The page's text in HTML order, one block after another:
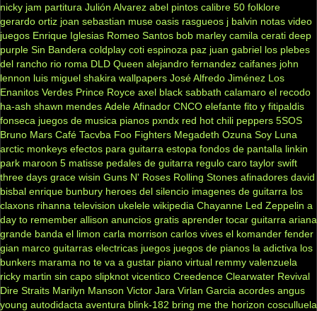
nicky jam partitura Julión Alvarez abel pintos calibre 50 folklore
gerardo ortiz joan sebastian muse oasis rasgueos j balvin notas video
juegos Enrique Iglesias Romeo Santos bob marley camila cerati deep
purple Sin Bandera coldplay coti espinoza paz juan gabriel los plebes
del rancho rio roma DLD Queen alejandro fernandez caifanes john
lennon luis miguel shakira wallpapers José Alfredo Jiménez Los
Enanitos Verdes Prince Royce axel black sabbath calamaro el recodo
ha-ash shawn mendes Adele Afinador CNCO elefante fito y fitipaldis
fonseca juegos de musica pianos pxndx red hot chili peppers 5SOS
Bruno Mars Café Tacvba Foo Fighters Megadeth Ozuna Soy Luna
arctic monkeys efectos para guitarra estopa fondos de pantalla linkin
park maroon 5 matisse pedales de guitarra regulo caro taylor swift
three days grace wisin Guns N' Roses Rolling Stones afinadores david
bisbal enrique bunbury heroes del silencio imagenes de guitarra los
claxons rihanna television ukelele wikipedia Chayanne Led Zeppelin a
day to remember allison anuncios gratis aprender tocar guitarra ariana
grande banda el limon carla morrison carlos vives el komander fender
gian marco guitarras electricas juegos juegos de pianos la adictiva los
bunkers marama no te va a gustar piano virtual remmy valenzuela
ricky martin sin capo slipknot vicentico Creedence Clearwater Revival
Dire Straits Marilyn Manson Victor Jara Virlan Garcia acordes angus
young autodidacta aventura blink-182 bring me the horizon cosculluela